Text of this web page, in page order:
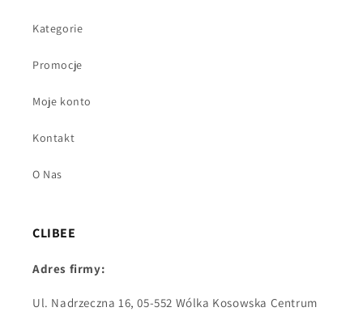
Kategorie
Promocje
Moje konto
Kontakt
O Nas
CLIBEE
Adres firmy:
Ul. Nadrzeczna 16, 05-552 Wólka Kosowska Centrum